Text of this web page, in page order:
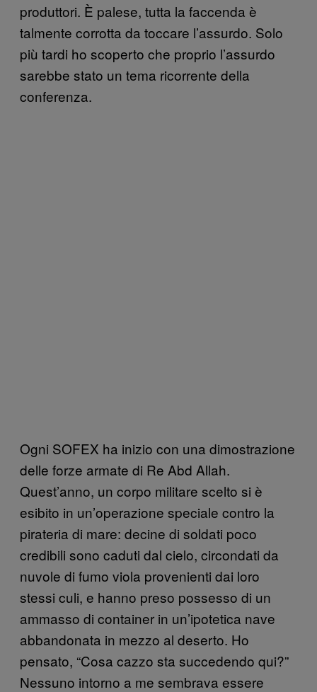
produttori. È palese, tutta la faccenda è
talmente corrotta da toccare l’assurdo. Solo
più tardi ho scoperto che proprio l’assurdo
sarebbe stato un tema ricorrente della
conferenza.
Ogni SOFEX ha inizio con una dimostrazione
delle forze armate di Re Abd Allah.
Quest’anno, un corpo militare scelto si è
esibito in un’operazione speciale contro la
pirateria di mare: decine di soldati poco
credibili sono caduti dal cielo, circondati da
nuvole di fumo viola provenienti dai loro
stessi culi, e hanno preso possesso di un
ammasso di container in un’ipotetica nave
abbandonata in mezzo al deserto. Ho
pensato, “Cosa cazzo sta succedendo qui?”
Nessuno intorno a me sembrava essere